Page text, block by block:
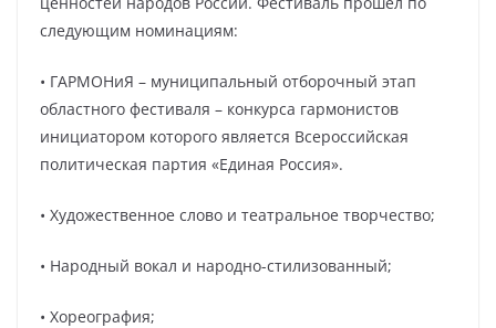
следующим номинациям:
• ГАРМОНиЯ – муниципальный отборочный этап
областного фестиваля – конкурса гармонистов
инициатором которого является Всероссийская
политическая партия «Единая Россия».
• Художественное слово и театральное творчество;
• Народный вокал и народно-стилизованный;
• Хореография;